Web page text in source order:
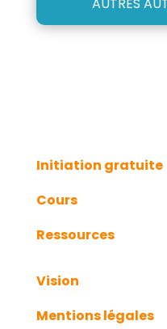
Initiation gratuite
Cours
Ressources
Vision
Mentions légales